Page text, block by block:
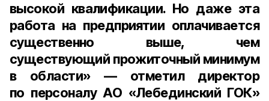
высокой квалификации. Но даже эта
работа на предприятии оплачивается
существенно выше, чем
существующий прожиточный минимум
в области» — отметил директор
по персоналу АО «Лебединский ГОК»